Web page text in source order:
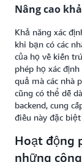
Nâng cao
Khả năng xác
khi bạn có các
của họ về kiến
phép họ xác
quả mà các nhà
cũng có thể dễ
backend, cung
điều này đặc
Hoạt động
những